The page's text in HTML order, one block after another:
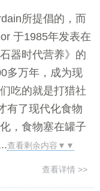
所提倡的，而
于1985年发表在
器时代营养》的
多万年，成为现
吃的就是打猎社
有了现代化食物
，食物塞在罐子
查看剩余内容▼▼
查看详情 >>